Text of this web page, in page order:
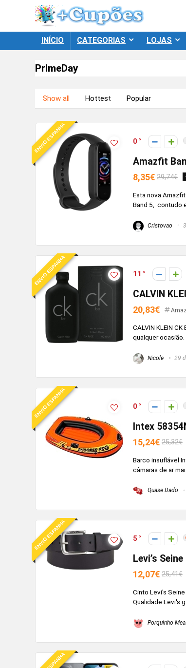
INÍCIO CATEGORIAS LOJAS
PrimeDay
Show all Hottest Popular
ENVIO ESPANHA 0
Amazfit
8,35€ 29,74€
Esta nova
Band 5, contudo
Cristovao
ENVIO ESPANHA 11
CALVIN
20,83€
CALVIN KLEIN
qualquer
Nicole 29
ENVIO ESPANHA 0
Intex
15,24€ 25,32€
Barco insuflável
câmaras de ar
Quase Dado
ENVIO ESPANHA 5
Levi’s
12,07€ 25,41€
Cinto Levi's
Qualidade Levi's
Porquinho